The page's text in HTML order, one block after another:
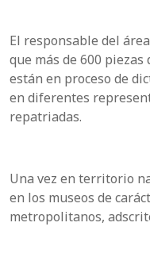
El responsable del
que más de 600
están en proceso de
en diferentes
repatriadas.
Una vez en territorio
en los museos de
metropolitanos,